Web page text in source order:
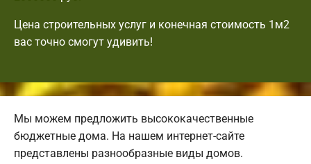
Цена строительных услуг и конечная стоимость 1м2
вас точно смогут удивить!
Мы можем предложить высококачественные
бюджетные дома. На нашем интернет-сайте
представлены разнообразные виды домов.